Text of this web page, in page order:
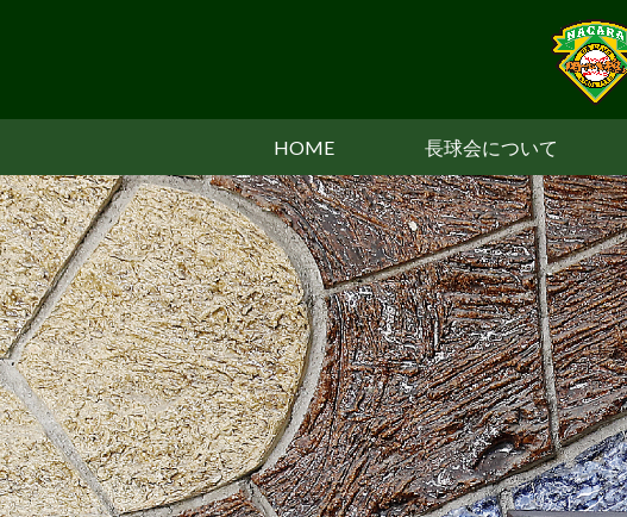
HOME 長球会について